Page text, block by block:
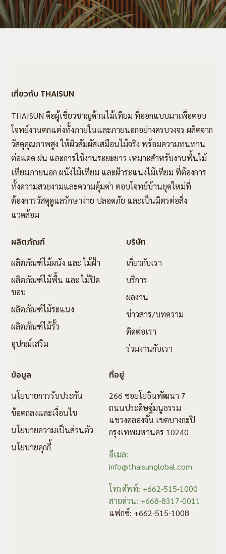
เกี่ยวกับ THAISUN
THAISUN คือผู้เชี่ยวชาญด้านไม้เทียม ที่ออกแบบมาเพื่อตอบ
โจทย์งานตกแต่งทั้งภายในและภายนอกอย่างครบวงจร ผลิตจาก
วัสดุคุณภาพสูง ให้ผิวสัมผัสเสมือนไม้จริง พร้อมความทนทาน
ต่อแดด ฝน และการใช้งานระยะยาว เหมาะสำหรับงานพื้นไม้
เทียมภายนอก ผนังไม้เทียม และฝ้าระแนงไม้เทียม ที่ต้องการ
ทั้งความสวยงามและความคุ้มค่า ตอบโจทย์บ้านยุคใหม่ที่
ต้องการวัสดุดูแลรักษาง่าย ปลอดภัย และเป็นมิตรต่อสิ่ง
แวดล้อม
ผลิตภัณฑ์
ผลิตภัณฑ์ไม้ผนัง และ ไม้ฝ้า
ผลิตภัณฑ์ไม้พื้น และ ไม้ปิด
ขอบ
ผลิตภัณฑ์ไม้ระแนง
ผลิตภัณฑ์ไม้รั้ว
อุปกณ์เสริม
บริษัท
เกี่ยวกับเรา
บริการ
ผลงาน
ข่าวสาร/บทความ
ติดต่อเรา
ร่วมงานกับเรา
ข้อมูล
นโยบายการรับประกัน
ข้อตกลงและเงื่อนไข
นโยบายความเป็นส่วนตัว
นโยบายคุกกี้
ที่อยู่
266 ซอยโยธินพัฒนา 7
ถนนประดิษฐ์มนูธรรม
แขวงคลองจั่น เขตบางกะปิ
กรุงเทพมหานคร 10240
อีเมล:
info@thaisunglobal.com
โทรศัพท์: +662-515-1000
สายด่วน: +668-8317-0011
แฟกซ์: +662-515-1008